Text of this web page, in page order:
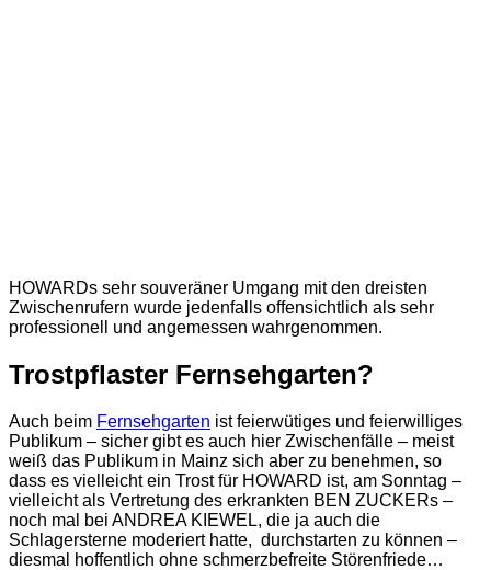
HOWARDs sehr souveräner Umgang mit den dreisten
Zwischenrufern wurde jedenfalls offensichtlich als sehr
professionell und angemessen wahrgenommen.
Trostpflaster Fernsehgarten?
Auch beim Fernsehgarten ist feierwütiges und feierwilliges
Publikum – sicher gibt es auch hier Zwischenfälle – meist
weiß das Publikum in Mainz sich aber zu benehmen, so
dass es vielleicht ein Trost für HOWARD ist, am Sonntag –
vielleicht als Vertretung des erkrankten BEN ZUCKERs –
noch mal bei ANDREA KIEWEL, die ja auch die
Schlagersterne moderiert hatte, durchstarten zu können –
diesmal hoffentlich ohne schmerzbefreite Störenfriede…